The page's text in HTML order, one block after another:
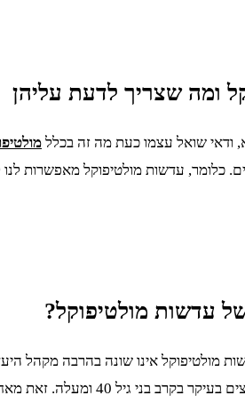
ומה שצריך לדעת עליהן
ודאי שואל עצמו כעת מה זה בכלל
כלומר, עדשות מולטיפוקל מאפשרות
עדשות מולטיפוקל?
מולטיפוקל אינו שונה בהרבה מקהל
אלו מבנה העין משתנה מעט, וחדות הראייה למספר טווחים נפגעת.